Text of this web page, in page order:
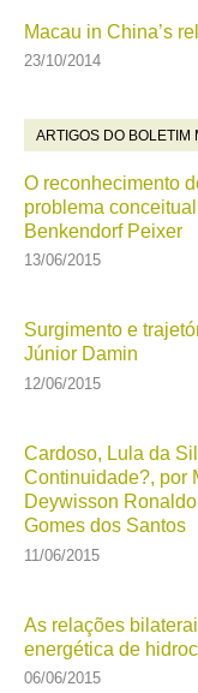
Macau in China’s
23/10/2014
ARTIGOS DO BOLETIM
O reconhecimento
problema
Benkendorf Peixer
13/06/2015
Surgimento e
Júnior Damin
12/06/2015
Cardoso, Lula da
Continuidade?, por
Deywisson
Gomes dos Santos
11/06/2015
As relações
energética de
06/06/2015